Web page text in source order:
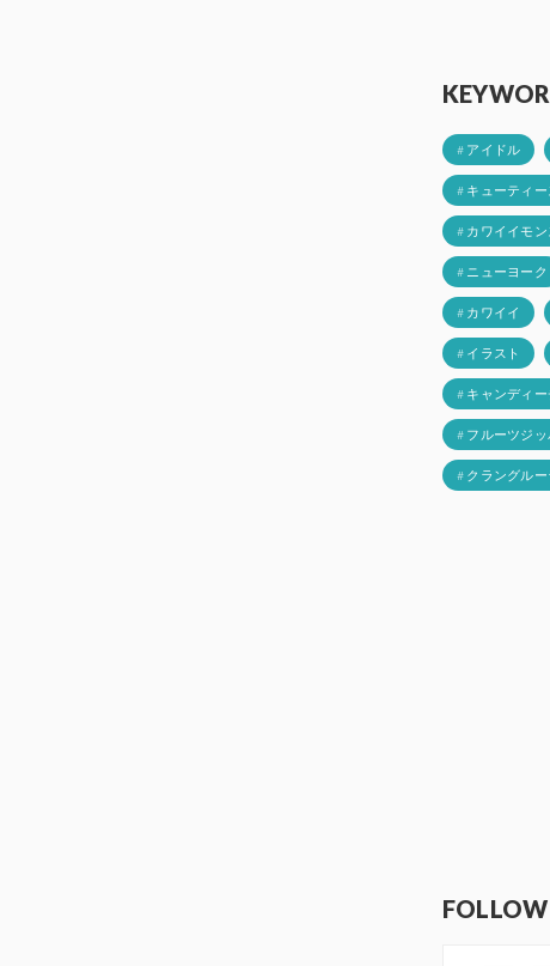
# アイドル
# キューティー
# カワイイモ
# ニューヨーク
# カワイイ
# イラスト
# キャンディ
# フルーツジッ
# クラングルー
FOLLOW